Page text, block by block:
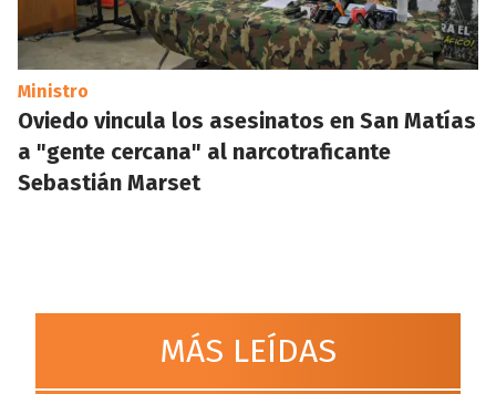
Ministro
Oviedo vincula los asesinatos en San Matías
a "gente cercana" al narcotraficante
Sebastián Marset
MÁS LEÍDAS